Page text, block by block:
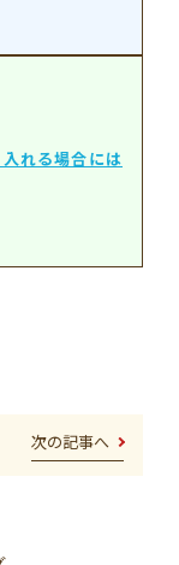
れる場合には
次の記事へ